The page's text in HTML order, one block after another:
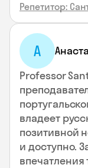
Репетитор:
А
Professor
владеет
позитивной
и доступно.
впечатления